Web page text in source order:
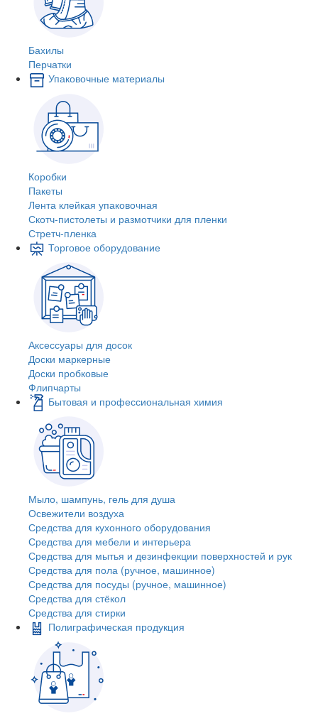
Бахилы
Перчатки
Упаковочные материалы
Коробки
Пакеты
Лента клейкая упаковочная
Скотч-пистолеты и размотчики для пленки
Стретч-пленка
Торговое оборудование
Аксессуары для досок
Доски маркерные
Доски пробковые
Флипчарты
Бытовая и профессиональная химия
Мыло, шампунь, гель для душа
Освежители воздуха
Средства для кухонного оборудования
Средства для мебели и интерьера
Средства для мытья и дезинфекции поверхностей и рук
Средства для пола (ручное, машинное)
Средства для посуды (ручное, машинное)
Средства для стёкол
Средства для стирки
Полиграфическая продукция